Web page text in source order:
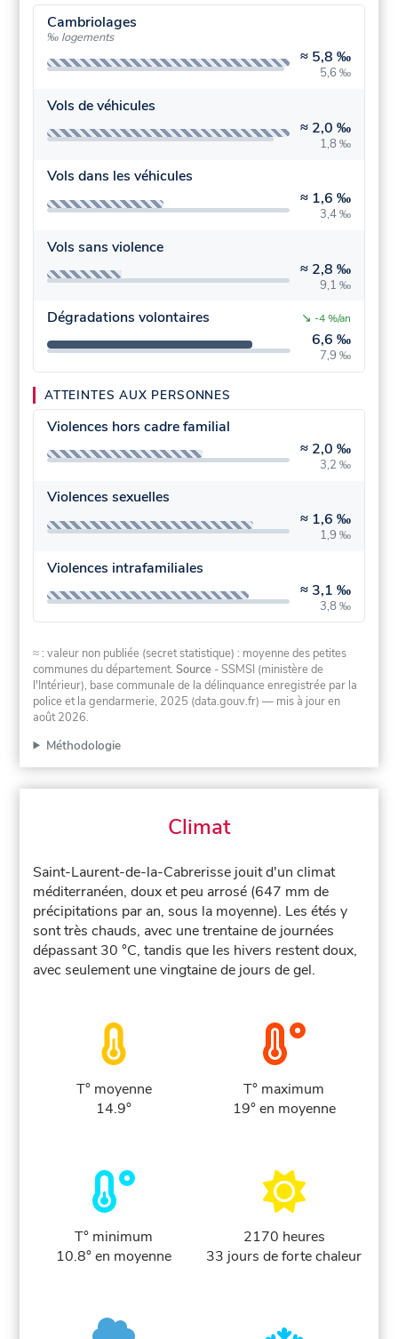
Cambriolages
‰ logements
≈ 5,8 ‰
5,6 ‰
Vols de véhicules
≈ 2,0 ‰
1,8 ‰
Vols dans les véhicules
≈ 1,6 ‰
3,4 ‰
Vols sans violence
≈ 2,8 ‰
9,1 ‰
Dégradations volontaires
6,6 ‰
7,9 ‰
↘ -4 %/an
ATTEINTES AUX PERSONNES
Violences hors cadre familial
≈ 2,0 ‰
3,2 ‰
Violences sexuelles
≈ 1,6 ‰
1,9 ‰
Violences intrafamiliales
≈ 3,1 ‰
3,8 ‰
≈ : valeur non publiée (secret statistique) : moyenne des petites
communes du département.Source - SSMSI (ministère de
l'Intérieur), base communale de la délinquance enregistrée par la
police et la gendarmerie, 2025 (data.gouv.fr) — mis à jour en
août 2026.
Méthodologie
Climat
Saint-Laurent-de-la-Cabrerisse jouit d'un climat
méditerranéen, doux et peu arrosé (647 mm de
précipitations par an, sous la moyenne). Les étés y
sont très chauds, avec une trentaine de journées
dépassant 30 °C, tandis que les hivers restent doux,
avec seulement une vingtaine de jours de gel.
T° moyenne
14.9°
T° maximum
19° en moyenne
T° minimum
10.8° en moyenne
2170 heures
33 jours de forte chaleur